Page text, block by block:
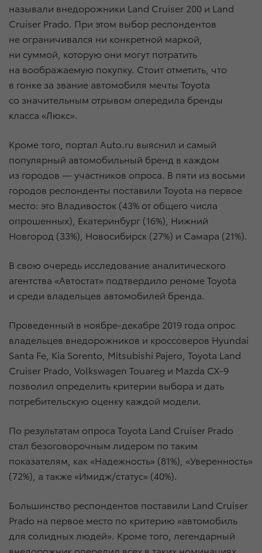
называли внедорожники Land Cruiser 200 и Land
Cruiser Prado. При этом выбор респондентов
не ограничивался ни конкретной маркой,
ни суммой, которую они могут потратить
на воображаемую покупку. Стоит отметить, что
в гонке за звание автомобиля мечты Toyota
со значительным отрывом опередила бренды
класса «Люкс».
Кроме того, портал Auto.ru выяснил и самый
популярный автомобильный бренд в каждом
из городов — участников опроса. В пяти из восьми
городов респонденты поставили Toyota на первое
место: это Владивосток (43% от общего числа
опрошенных), Екатеринбург (16%), Нижний
Новгород (33%), Новосибирск (27%) и Самара (21%).
В свою очередь исследование аналитического
агентства «Автостат» подтвердило реноме Toyota
и среди владельцев автомобилей бренда.
Проведенный в ноябре-декабре 2019 года опрос
владельцев внедорожников и кроссоверов Hyundai
Santa Fe, Kia Sorento, Mitsubishi Pajero, Toyota Land
Cruiser Prado, Volkswagen Touareg и Mazda CX-9
позволил определить критерии выбора и дать
потребительскую оценку каждой модели.
По результатам опроса Toyota Land Cruiser Prado
стал безоговорочным лидером по таким
показателям, как «Надежность» (81%), «Уверенность»
(72%), а также «Имидж/статус» (40%).
Большинство респондентов поставили Land Cruiser
Prado на первое место по критерию «автомобиль
для солидных людей». Кроме того, легендарный
внедорожник опередил всех в таких номинациях,